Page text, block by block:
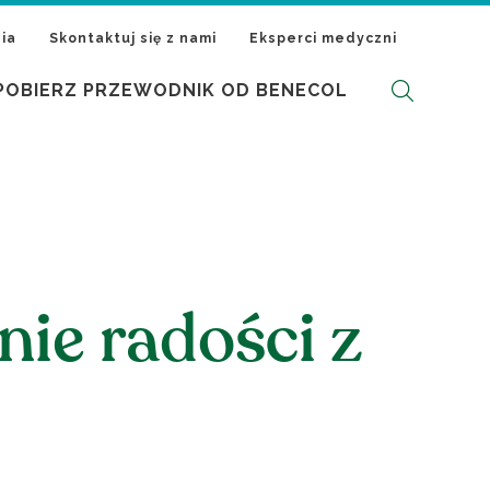
Skontaktuj się z nami Eksperci medyczni
PRZEWODNIK OD BENECOL
radości z